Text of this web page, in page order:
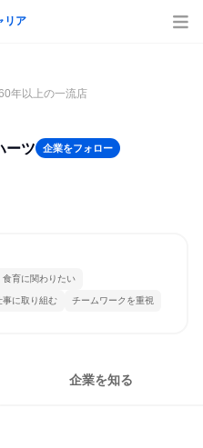
リア
年以上の一流店
ーツ 企業をフォロー
食育に関わりたい
事に取り組む チームワークを重視
企業を知る